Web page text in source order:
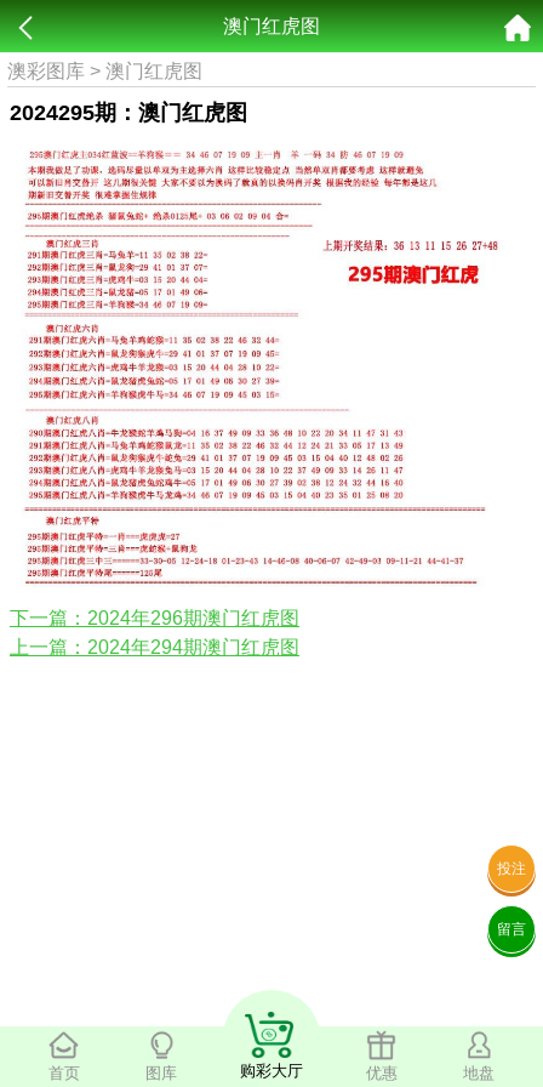
首页 图库 购彩大厅 优惠 地盘
投注
留言
澳门红虎图
澳彩图库 >澳门红虎图
2024295期：澳门红虎图
下一篇：2024年296期澳门红虎图
上一篇：2024年294期澳门红虎图